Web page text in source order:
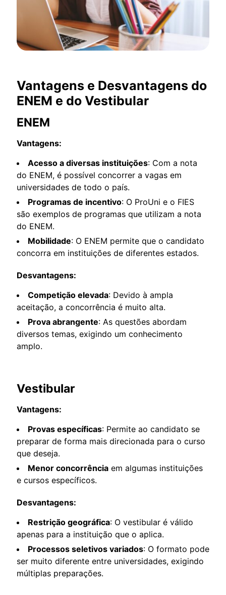
Vantagens e Desvantagens do
ENEM e do Vestibular
ENEM
Vantagens:
Acesso a diversas instituições: Com a nota
do ENEM, é possível concorrer a vagas em
universidades de todo o país.
Programas de incentivo: O ProUni e o FIES
são exemplos de programas que utilizam a nota
do ENEM.
Mobilidade: O ENEM permite que o candidato
concorra em instituições de diferentes estados.
Desvantagens:
Competição elevada: Devido à ampla
aceitação, a concorrência é muito alta.
Prova abrangente: As questões abordam
diversos temas, exigindo um conhecimento
amplo.
Vestibular
Vantagens:
Provas específicas: Permite ao candidato se
preparar de forma mais direcionada para o curso
que deseja.
Menor concorrência em algumas instituições
e cursos específicos.
Desvantagens:
Restrição geográfica: O vestibular é válido
apenas para a instituição que o aplica.
Processos seletivos variados: O formato pode
ser muito diferente entre universidades, exigindo
múltiplas preparações.